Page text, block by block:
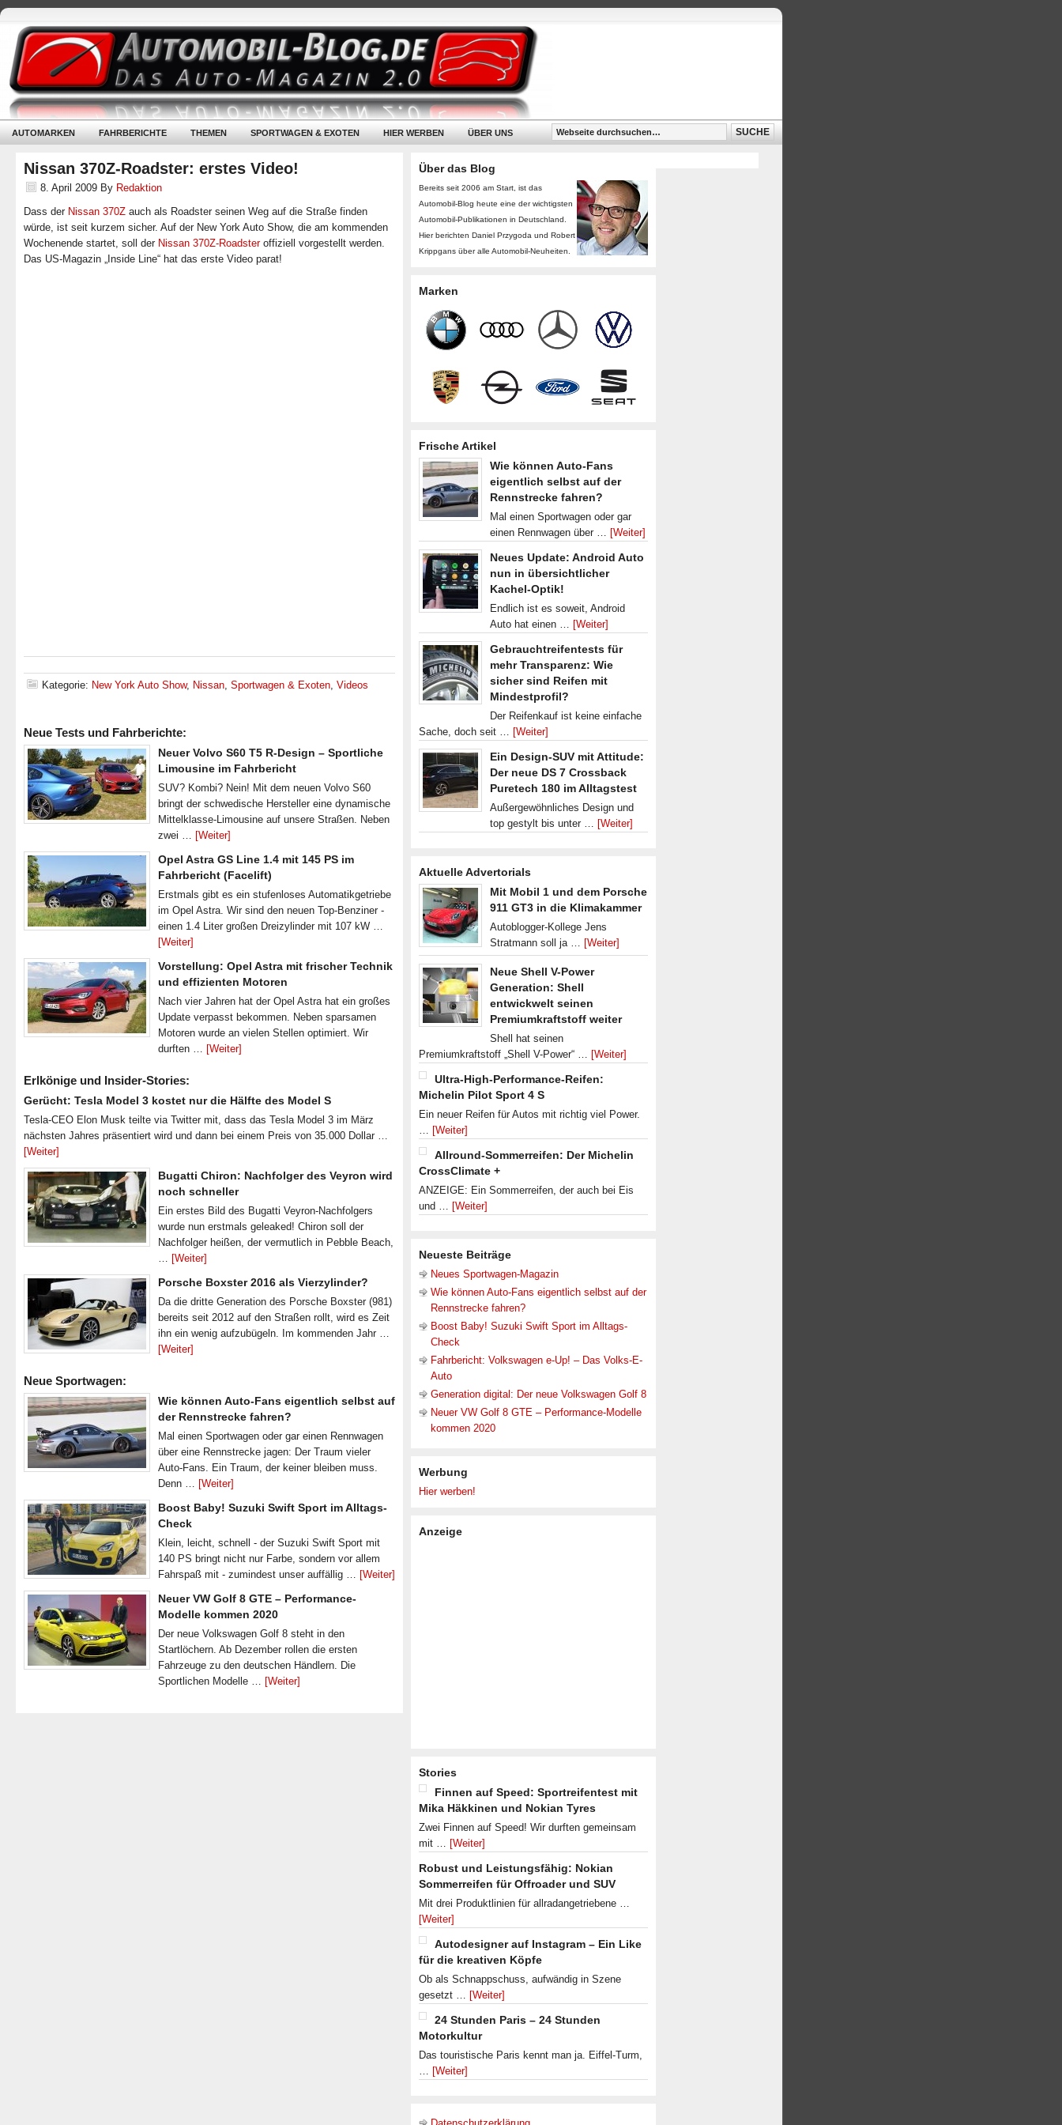
AUTOMARKEN FAHRBERICHTE THEMEN SPORTWAGEN & EXOTEN HIER WERBEN ÜBER UNS
Nissan 370Z-Roadster: erstes Video!
8. April 2009 By Redaktion
Dass der Nissan 370Z auch als Roadster seinen Weg auf die Straße finden
würde, ist seit kurzem sicher. Auf der New York Auto Show, die am kommenden
Wochenende startet, soll der Nissan 370Z-Roadsteroffiziell vorgestellt werden.
Das US-Magazin „Inside Line“ hat das erste Video parat!
Kategorie: New York Auto Show, Nissan, Sportwagen & Exoten, Videos
Neue Tests und Fahrberichte:
Neuer Volvo S60 T5 R-Design – Sportliche
Limousine im Fahrbericht
SUV? Kombi? Nein! Mit dem neuen Volvo S60
bringt der schwedische Hersteller eine dynamische
Mittelklasse-Limousine auf unsere Straßen. Neben
zwei … [Weiter]
Opel Astra GS Line 1.4 mit 145 PS im
Fahrbericht (Facelift)
Erstmals gibt es ein stufenloses Automatikgetriebe
im Opel Astra. Wir sind den neuen Top-Benziner -
einen 1.4 Liter großen Dreizylinder mit 107 kW …
[Weiter]
Vorstellung: Opel Astra mit frischer Technik
und effizienten Motoren
Nach vier Jahren hat der Opel Astra hat ein großes
Update verpasst bekommen. Neben sparsamen
Motoren wurde an vielen Stellen optimiert. Wir
durften … [Weiter]
Erlkönige und Insider-Stories:
Gerücht: Tesla Model 3 kostet nur die Hälfte des Model S
Tesla-CEO Elon Musk teilte via Twitter mit, dass das Tesla Model 3 im März
nächsten Jahres präsentiert wird und dann bei einem Preis von 35.000 Dollar …
[Weiter]
Bugatti Chiron: Nachfolger des Veyron wird
noch schneller
Ein erstes Bild des Bugatti Veyron-Nachfolgers
wurde nun erstmals geleaked! Chiron soll der
Nachfolger heißen, der vermutlich in Pebble Beach,
… [Weiter]
Porsche Boxster 2016 als Vierzylinder?
Da die dritte Generation des Porsche Boxster (981)
bereits seit 2012 auf den Straßen rollt, wird es Zeit
ihn ein wenig aufzubügeln. Im kommenden Jahr …
[Weiter]
Neue Sportwagen:
Wie können Auto-Fans eigentlich selbst auf
der Rennstrecke fahren?
Mal einen Sportwagen oder gar einen Rennwagen
über eine Rennstrecke jagen: Der Traum vieler
Auto-Fans. Ein Traum, der keiner bleiben muss.
Denn … [Weiter]
Boost Baby! Suzuki Swift Sport im Alltags-
Check
Klein, leicht, schnell - der Suzuki Swift Sport mit
140 PS bringt nicht nur Farbe, sondern vor allem
Fahrspaß mit - zumindest unser auffällig … [Weiter]
Neuer VW Golf 8 GTE – Performance-
Modelle kommen 2020
Der neue Volkswagen Golf 8 steht in den
Startlöchern. Ab Dezember rollen die ersten
Fahrzeuge zu den deutschen Händlern. Die
Sportlichen Modelle … [Weiter]
Über das Blog
Bereits seit 2006 am Start, ist das
Automobil-Blog heute eine der wichtigsten
Automobil-Publikationen in Deutschland.
Hier berichten Daniel Przygoda und Robert
Krippgans über alle Automobil-Neuheiten.
Marken
Frische Artikel
Wie können Auto-Fans
eigentlich selbst auf der
Rennstrecke fahren?
Mal einen Sportwagen oder gar
einen Rennwagen über … [Weiter]
Neues Update: Android Auto
nun in übersichtlicher
Kachel-Optik!
Endlich ist es soweit, Android
Auto hat einen … [Weiter]
Gebrauchtreifentests für
mehr Transparenz: Wie
sicher sind Reifen mit
Mindestprofil?
Der Reifenkauf ist keine einfache
Sache, doch seit … [Weiter]
Ein Design-SUV mit Attitude:
Der neue DS 7 Crossback
Puretech 180 im Alltagstest
Außergewöhnliches Design und
top gestylt bis unter … [Weiter]
Aktuelle Advertorials
Mit Mobil 1 und dem Porsche
911 GT3 in die Klimakammer
Autoblogger-Kollege Jens
Stratmann soll ja … [Weiter]
Neue Shell V-Power
Generation: Shell
entwickwelt seinen
Premiumkraftstoff weiter
Shell hat seinen
Premiumkraftstoff „Shell V-Power“ … [Weiter]
Ultra-High-Performance-Reifen:
Michelin Pilot Sport 4 S
Ein neuer Reifen für Autos mit richtig viel Power.
… [Weiter]
Allround-Sommerreifen: Der Michelin
CrossClimate +
ANZEIGE: Ein Sommerreifen, der auch bei Eis
und … [Weiter]
Neueste Beiträge
Neues Sportwagen-Magazin
Wie können Auto-Fans eigentlich selbst auf der
Rennstrecke fahren?
Boost Baby! Suzuki Swift Sport im Alltags-
Check
Fahrbericht: Volkswagen e-Up! – Das Volks-E-
Auto
Generation digital: Der neue Volkswagen Golf 8
Neuer VW Golf 8 GTE – Performance-Modelle
kommen 2020
Werbung
Hier werben!
Anzeige
Stories
Finnen auf Speed: Sportreifentest mit
Mika Häkkinen und Nokian Tyres
Zwei Finnen auf Speed! Wir durften gemeinsam
mit … [Weiter]
Robust und Leistungsfähig: Nokian
Sommerreifen für Offroader und SUV
Mit drei Produktlinien für allradangetriebene …
[Weiter]
Autodesigner auf Instagram – Ein Like
für die kreativen Köpfe
Ob als Schnappschuss, aufwändig in Szene
gesetzt … [Weiter]
24 Stunden Paris – 24 Stunden
Motorkultur
Das touristische Paris kennt man ja. Eiffel-Turm,
… [Weiter]